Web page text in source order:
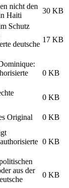
nicht den
Haiti
30 KB
Schutz
deutsche
17 KB
0 KB
0 KB
Original 0 KB
0 KB
aus der
0 KB